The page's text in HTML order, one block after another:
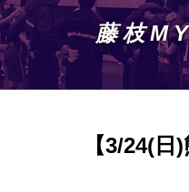
藤枝
【3/24(